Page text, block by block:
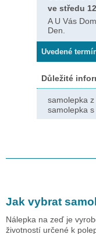
ve středu
A U Vás
Den.
Uvedené
Důležité
samolepka
samolepka
Jak vybrat
Nálepka na zeď je
životností určené k